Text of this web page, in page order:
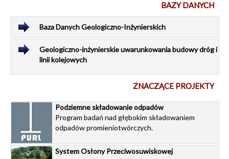
BAZY DANYCH
Baza Danych Geologiczno-Inżynierskich
Geologiczno-inżynierskie uwarunkowania budowy dróg i
linii kolejowych
ZNACZĄCE PROJEKTY
Podziemne składowanie odpadów
Program badań nad głębokim składowaniem
odpadów promieniotwórczych.
System Osłony Przeciwosuwiskowej